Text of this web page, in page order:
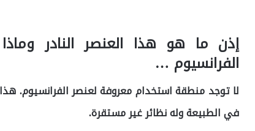
إذن ما هو هذا العنصر النادر
الفرانسيوم …
لا توجد منطقة استخدام معروفة لعنصر الفرانسيوم. هذا
في الطبيعة وله نظائر غير مستقرة.